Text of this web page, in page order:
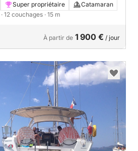
Super propriétaire
Catamaran
· 12 couchages · 15 m
À partir de 1 900 € / jour